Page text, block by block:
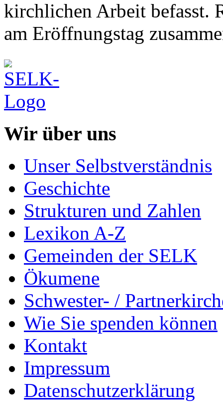
kirchlichen Arbeit befasst.
am Eröffnungstag
Wir über uns
Unser Selbstverständnis
Geschichte
Strukturen und Zahlen
Lexikon A-Z
Gemeinden der SELK
Ökumene
Schwester- /
Wie Sie spenden können
Kontakt
Impressum
Datenschutzerklärung